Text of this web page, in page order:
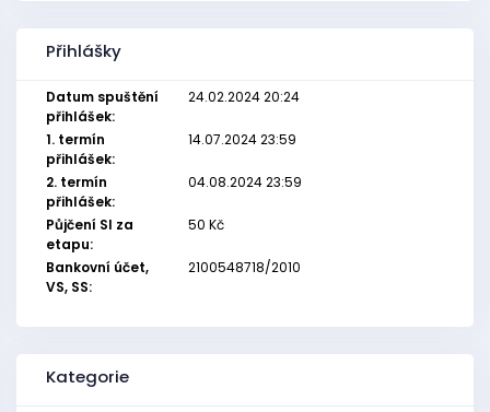
Přihlášky
Datum spuštění
přihlášek:
24.02.2024 20:24
1. termín
přihlášek:
14.07.2024 23:59
2. termín
přihlášek:
04.08.2024 23:59
Půjčení SI za
etapu:
50 Kč
Bankovní účet,
VS, SS:
2100548718/2010
Kategorie